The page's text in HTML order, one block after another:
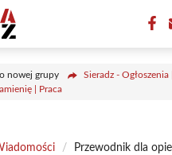
nowej grupy
Sieradz - Ogłoszenia
| Praca
/
Przewodnik dla